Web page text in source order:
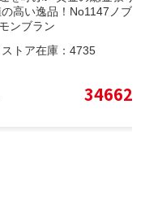
高い逸品！No1147ノブレ
ンブラン
トア在庫： 4735
34662